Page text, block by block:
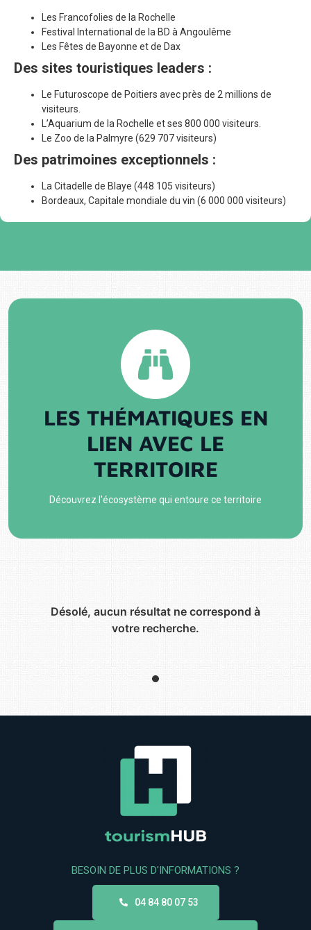
Les Francofolies de la Rochelle
Festival International de la BD à Angoulême
Les Fêtes de Bayonne et de Dax
Des sites touristiques leaders :
Le Futuroscope de Poitiers avec près de 2 millions de
visiteurs.
L’Aquarium de la Rochelle et ses 800 000 visiteurs.
Le Zoo de la Palmyre (629 707 visiteurs)
Des patrimoines exceptionnels :
La Citadelle de Blaye (448 105 visiteurs)
Bordeaux, Capitale mondiale du vin (6 000 000 visiteurs)
LES THÉMATIQUES EN
LIEN AVEC LE
TERRITOIRE
Découvrez l'écosystème qui entoure ce territoire
Désolé, aucun résultat ne correspond à
votre recherche.
BESOIN DE PLUS D'INFORMATIONS ?
04 84 80 07 53